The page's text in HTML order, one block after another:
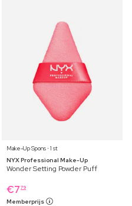
Make-Up Spons ⋅ 1 st
NYX Professional Make-Up
Wonder Setting Powder Puff
€7 79
Memberprijs